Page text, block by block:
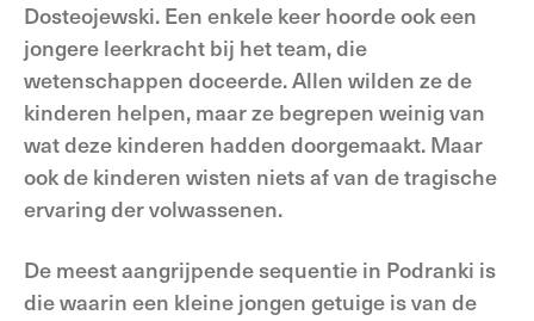
Dosteojewski. Een enkele keer hoorde ook een
jongere leerkracht bij het team, die
wetenschappen doceerde. Allen wilden ze de
kinderen helpen, maar ze begrepen weinig van
wat deze kinderen hadden doorgemaakt. Maar
ook de kinderen wisten niets af van de tragische
ervaring der volwassenen.
De meest aangrijpende sequentie in Podranki is
die waarin een kleine jongen getuige is van de